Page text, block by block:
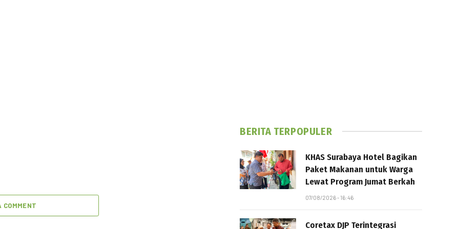
COMMENT
BERITA TERPOPULER
KHAS Surabaya Hotel Bagikan
Paket Makanan untuk Warga
Lewat Program Jumat Berkah
07/08/2026 - 16:46
Coretax DJP Terintegrasi